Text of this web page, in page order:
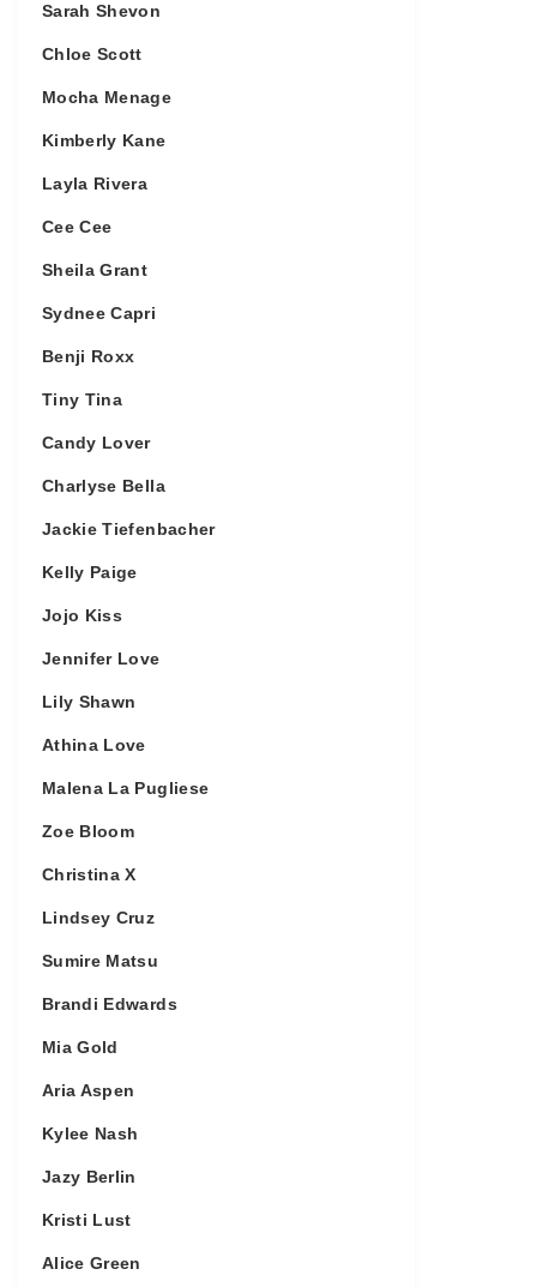
Sarah Shevon
Chloe Scott
Mocha Menage
Kimberly Kane
Layla Rivera
Cee Cee
Sheila Grant
Sydnee Capri
Benji Roxx
Tiny Tina
Candy Lover
Charlyse Bella
Jackie Tiefenbacher
Kelly Paige
Jojo Kiss
Jennifer Love
Lily Shawn
Athina Love
Malena La Pugliese
Zoe Bloom
Christina X
Lindsey Cruz
Sumire Matsu
Brandi Edwards
Mia Gold
Aria Aspen
Kylee Nash
Jazy Berlin
Kristi Lust
Alice Green